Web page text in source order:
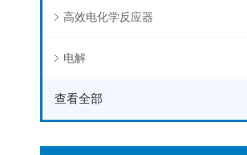
高效电化学反应器
电解
查看全部